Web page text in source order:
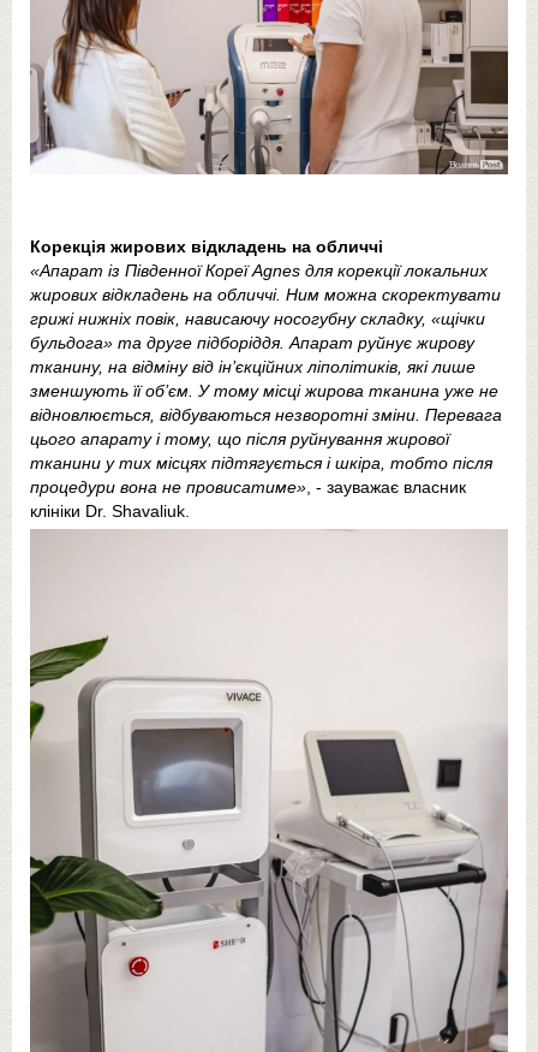
Корекція жирових відкладень на обличчі
«Апарат із Південної Кореї Agnes для корекції локальних
жирових відкладень на обличчі. Ним можна скоректувати
грижі нижніх повік, нависаючу носогубну складку, «щічки
бульдога» та друге підборіддя. Апарат руйнує жирову
тканину, на відміну від ін’єкційних ліполітиків, які лише
зменшують її об’єм. У тому місці жирова тканина уже не
відновлюється, відбуваються незворотні зміни. Перевага
цього апарату і тому, що після руйнування жирової
тканини у тих місцях підтягується і шкіра, тобто після
процедури вона не провисатиме», - зауважає власник
клініки Dr. Shavaliuk.